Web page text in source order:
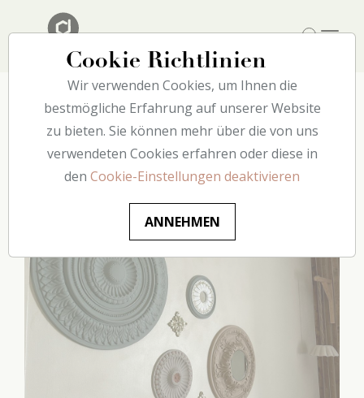
Zwei Rosetten-Hacks, um
eure Räume individuell zu
gestalten
Cookie Richtlinien
Wir verwenden Cookies, um Ihnen die
bestmögliche Erfahrung auf unserer Website
zu bieten. Sie können mehr über die von uns
verwendeten Cookies erfahren oder diese in
den Cookie-Einstellungen deaktivieren
ANNEHMEN